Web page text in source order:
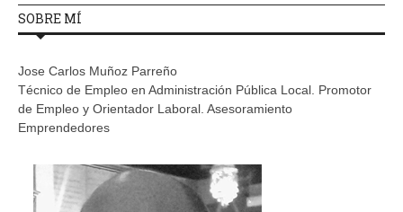
SOBRE MÍ
Jose Carlos Muñoz Parreño
Técnico de Empleo en Administración Pública Local. Promotor
de Empleo y Orientador Laboral. Asesoramiento
Emprendedores